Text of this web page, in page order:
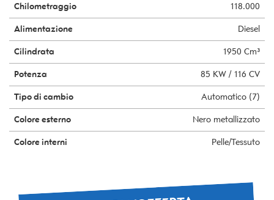
Chilometraggio 118.000
Alimentazione Diesel
Cilindrata 1950 Cm³
Potenza 85 KW / 116 CV
Tipo di cambio Automatico (7)
Colore esterno Nero metallizzato
Colore interni Pelle/Tessuto